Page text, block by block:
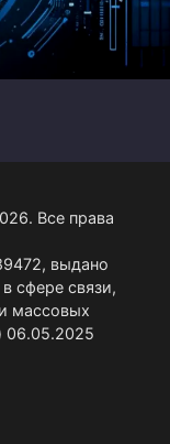
Все права
выдано
сфере связи,
массовых
06.05.2025